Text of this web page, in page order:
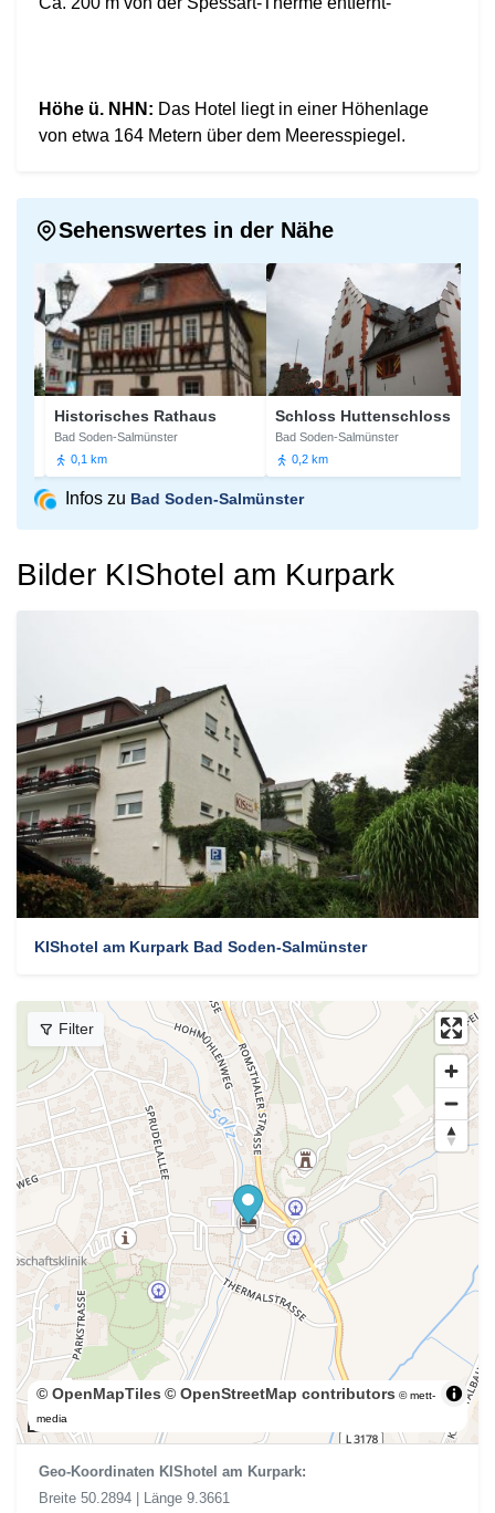
Höhe ü. NHN: Das Hotel liegt in einer Höhenlage
von etwa 164 Metern über dem Meeresspiegel.
Sehenswertes in der Nähe
Historisches Rathaus
Bad Soden-Salmünster
0,1 km
Schloss Huttenschloss
Bad Soden-Salmünster
0,2 km
Infos zu Bad Soden-Salmünster
Bilder KIShotel am Kurpark
KIShotel am Kurpark Bad Soden-Salmünster
300 m
© OpenMapTiles © OpenStreetMap contributors © mett-
media
Filter
Geo-Koordinaten KIShotel am Kurpark:
Breite 50.2894 | Länge 9.3661